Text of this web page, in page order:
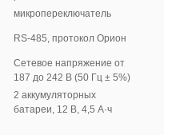
микропереключатель
RS-485, протокол Орион
Сетевое напряжение от
187 до 242 В (50 Гц ± 5%)
2 аккумуляторных
батареи, 12 В, 4,5 А·ч